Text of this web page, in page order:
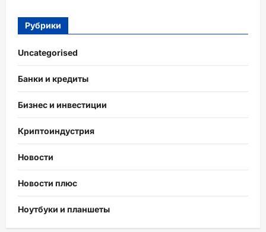
Рубрики
Uncategorised
Банки и кредиты
Бизнес и инвестиции
Криптоиндустрия
Новости
Новости плюс
Ноутбуки и планшеты